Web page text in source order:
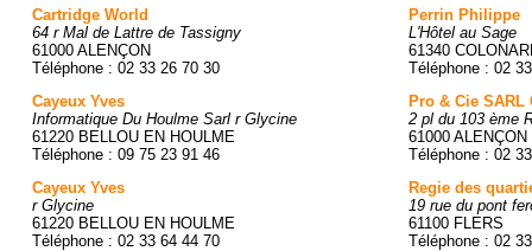
Cartridge World
64 r Mal de Lattre de Tassigny
61000 ALENÇON
Téléphone : 02 33 26 70 30
Cayeux Yves
Informatique Du Houlme Sarl r Glycine
61220 BELLOU EN HOULME
Téléphone : 09 75 23 91 46
Cayeux Yves
r Glycine
61220 BELLOU EN HOULME
Téléphone : 02 33 64 44 70
Perrin Philippe
L'Hôtel au Sage
61340
Téléphone : 02
Pro & Cie SARL
2 pl du 103 ème
61000 ALENÇON
Téléphone : 02
Regie des
19 rue du pont
61100 FLERS
Téléphone : 02